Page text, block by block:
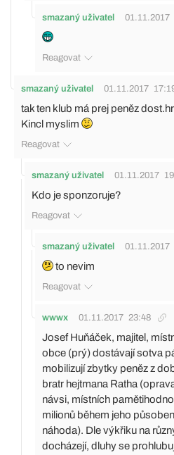
smazaný uživatel 01.11.2017
Reagovat
smazaný uživatel 01.11.2017
tak ten klub má prej peněz
Kincl myslim
Reagovat
smazaný uživatel 01.11.2017
Kdo je sponzoruje?
Reagovat
smazaný uživatel 01.11.2017
to nevim
Reagovat
wwwx 01.11.2017 23:48
Josef Huňáček, majitel,
obce (prý) dostávají sotva
mobilizují zbytky peněz z
bratr hejtmana Ratha
návsi, místních
milionů během jeho
náhoda). Dle výkřiku na
docházejí, dluhy se